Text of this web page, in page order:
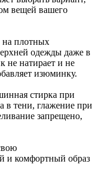
вещей вашего
плотных
одежды даже в
не натирает и не
изюминку.
стирка при
в тени, глажение при
запрещено,
и комфортный образ